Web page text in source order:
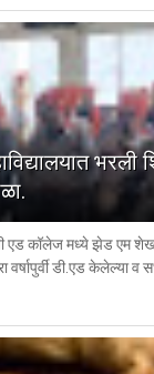
भरली
एड कॉलेज मध्ये झेड एम शेख
डी.एड केलेल्या व